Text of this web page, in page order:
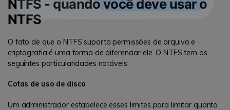
NTFS - quando você deve usar o
NTFS
O fato de que o NTFS suporta permissões de arquivo e
criptografia é uma forma de diferenciar ele. O NTFS tem as
seguintes particularidades notáveis:
Cotas de uso de disco
Um administrador estabelece esses limites para limitar quanto